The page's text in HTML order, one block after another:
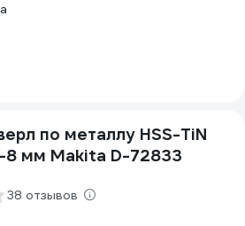
по металлу HSS-TiN
8 мм Makita D-72833
38 отзывов